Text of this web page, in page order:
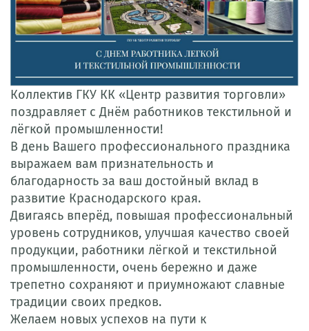
Коллектив ГКУ КК «Центр развития торговли»
поздравляет с Днём работников текстильной и
лёгкой промышленности!
В день Вашего профессионального праздника
выражаем вам признательность и
благодарность за ваш достойный вклад в
развитие Краснодарского края.
Двигаясь вперёд, повышая профессиональный
уровень сотрудников, улучшая качество своей
продукции, работники лёгкой и текстильной
промышленности, очень бережно и даже
трепетно сохраняют и приумножают славные
традиции своих предков.
Желаем новых успехов на пути к